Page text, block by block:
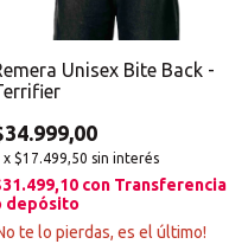
Unisex Bite Back -
x $17.499,50 sin interés
con Transferencia
depósito
te lo pierdas, es el último!